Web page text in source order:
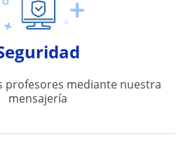
profesores mediante nuestra
mensajería